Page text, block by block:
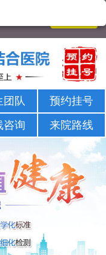
科医院
团队
预约挂号
咨询 来院路线